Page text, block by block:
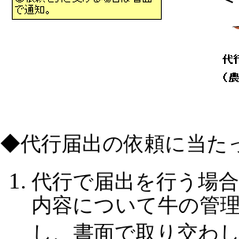
◆代行届出の依頼に当た
代行で届出を行う場
内容について牛の管